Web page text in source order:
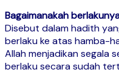
Bagaimanakah
Disebut dalam hadith
berlaku ke atas hamba-
Allah menjadikan segala
berlaku secara sudah